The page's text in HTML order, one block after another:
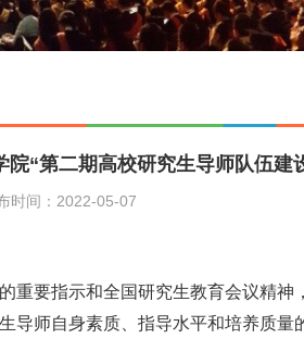
“第二期高校研究生导师队伍建
时间：2022-05-07
要指示和全国研究生教育会议精神
导师自身素质、指导水平和培养质量